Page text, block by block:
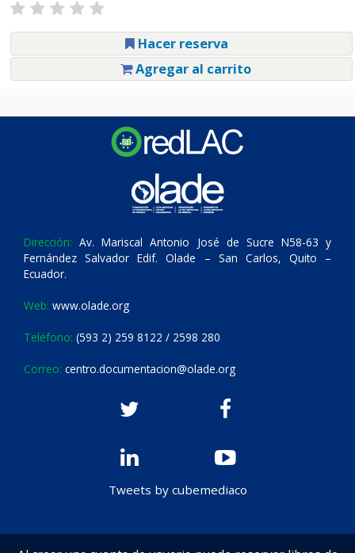
Hacer reserva
Agregar al carrito
Dirección: Av. Mariscal Antonio José de Sucre N58-63 y
Fernández Salvador Edif. Olade – San Carlos, Quito –
Ecuador.
Web: www.olade.org
Teléfono: (593 2) 259 8122 / 2598 280
Correo: centro.documentacion@olade.org
Tweets by cubemediaco